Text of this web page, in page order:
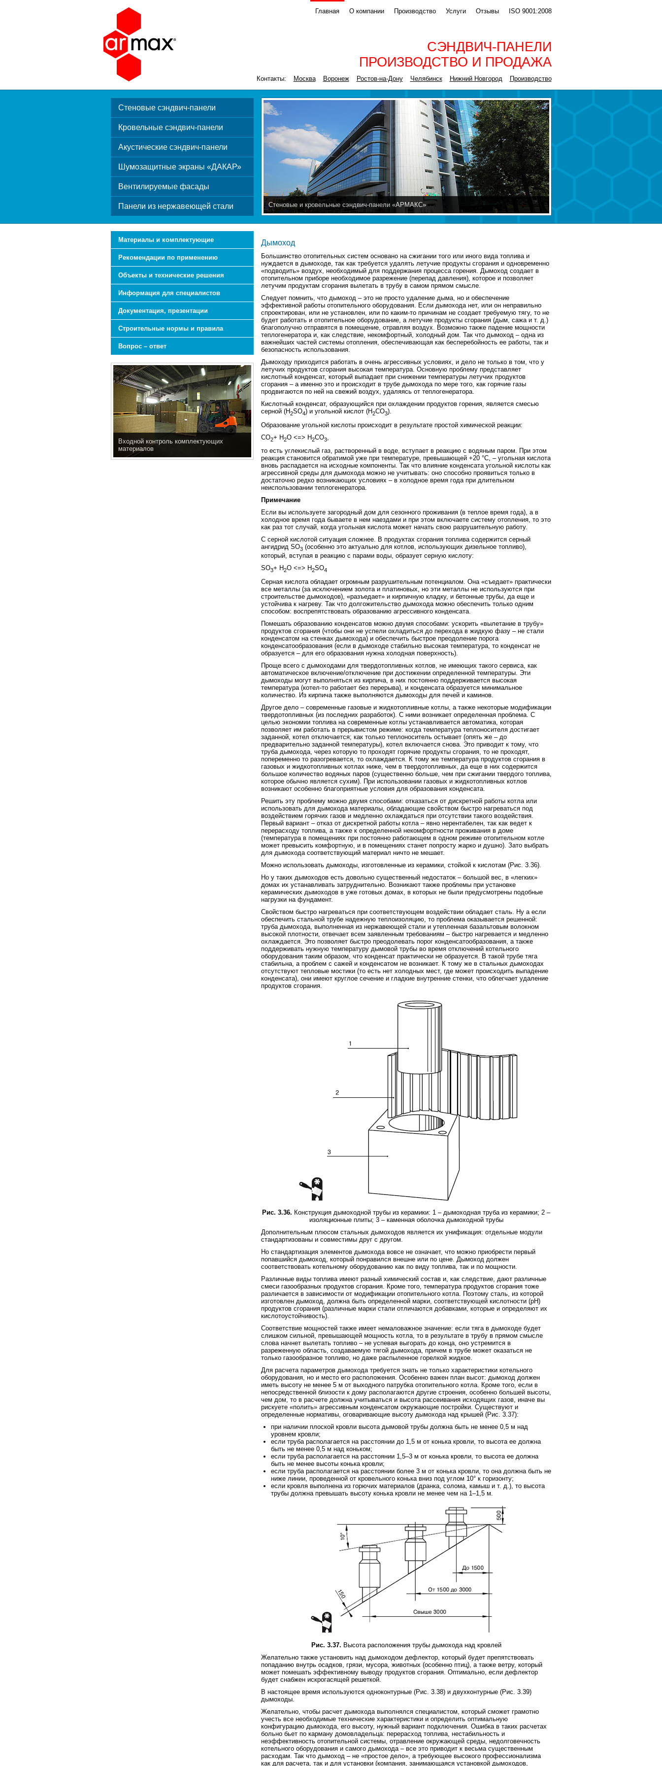
Главная О компании Производство Услуги Отзывы ISO 9001:2008
СЭНДВИЧ-ПАНЕЛИ
ПРОИЗВОДСТВО И ПРОДАЖА
Контакты: Москва Воронеж Ростов-на-Дону Челябинск Нижний Новгород Производство
Стеновые сэндвич-панели
Кровельные сэндвич-панели
Акустические сэндвич-панели
Шумозащитные экраны «ДАКАР»
Вентилируемые фасады
Панели из нержавеющей стали Стеновые и кровельные сэндвич-панели «АРМАКС»
Материалы и комплектующие
Рекомендации по применению
Объекты и технические решения
Информация для специалистов
Документация, презентации
Строительные нормы и правила
Вопрос – ответ
Входной контроль комплектующих
материалов
Дымоход
Большинство отопительных систем основано на сжигании того или иного вида топлива и
нуждается в дымоходе, так как требуется удалять летучие продукты сгорания и одновременно
«подводить» воздух, необходимый для поддержания процесса горения. Дымоход создает в
отопительном приборе необходимое разрежение (перепад давления), которое и позволяет
летучим продуктам сгорания вылетать в трубу в самом прямом смысле.
Следует помнить, что дымоход – это не просто удаление дыма, но и обеспечение
эффективной работы отопительного оборудования. Если дымохода нет, или он неправильно
спроектирован, или не установлен, или по каким-то причинам не создает требуемую тягу, то не
будет работать и отопительное оборудование, а летучие продукты сгорания (дым, сажа и т. д.)
благополучно отправятся в помещение, отравляя воздух. Возможно также падение мощности
теплогенератора и, как следствие, некомфортный, холодный дом. Так что дымоход – одна из
важнейших частей системы отопления, обеспечивающая как бесперебойность ее работы, так и
безопасность использования.
Дымоходу приходится работать в очень агрессивных условиях, и дело не только в том, что у
летучих продуктов сгорания высокая температура. Основную проблему представляет
кислотный конденсат, который выпадает при снижении температуры летучих продуктов
сгорания – а именно это и происходит в трубе дымохода по мере того, как горячие газы
продвигаются по ней на свежий воздух, удаляясь от теплогенератора.
Кислотный конденсат, образующийся при охлаждении продуктов горения, является смесью
серной (H2SO4) и угольной кислот (H2CO3).
Образование угольной кислоты происходит в результате простой химической реакции:
СО2+ Н2О <=> Н2СО3,
то есть углекислый газ, растворенный в воде, вступает в реакцию с водяным паром. При этом
реакция становится обратимой уже при температуре, превышающей +20 °C, – угольная кислота
вновь распадается на исходные компоненты. Так что влияние конденсата угольной кислоты как
агрессивной среды для дымохода можно не учитывать: оно способно проявиться только в
достаточно редко возникающих условиях – в холодное время года при длительном
неиспользовании теплогенератора.
Примечание
Если вы используете загородный дом для сезонного проживания (в теплое время года), а в
холодное время года бываете в нем наездами и при этом включаете систему отопления, то это
как раз тот случай, когда угольная кислота может начать свою разрушительную работу.
С серной кислотой ситуация сложнее. В продуктах сгорания топлива содержится серный
ангидрид SO3(особенно это актуально для котлов, использующих дизельное топливо),
который, вступая в реакцию с парами воды, образует серную кислоту:
SO3+ H2O <=> H2SO4
Серная кислота обладает огромным разрушительным потенциалом. Она «съедает» практически
все металлы (за исключением золота и платиновых, но эти металлы не используются при
строительстве дымоходов), «разъедает» и кирпичную кладку, и бетонные трубы, да еще и
устойчива к нагреву. Так что долгожительство дымохода можно обеспечить только одним
способом: воспрепятствовать образованию агрессивного конденсата.
Помешать образованию конденсатов можно двумя способами: ускорить «вылетание в трубу»
продуктов сгорания (чтобы они не успели охладиться до перехода в жидкую фазу – не стали
конденсатом на стенках дымохода) и обеспечить быстрое преодоление порога
конденсатообразования (если в дымоходе стабильно высокая температура, то конденсат не
образуется – для его образования нужна холодная поверхность).
Проще всего с дымоходами для твердотопливных котлов, не имеющих такого сервиса, как
автоматическое включение/отключение при достижении определенной температуры. Эти
дымоходы могут выполняться из кирпича, в них постоянно поддерживается высокая
температура (котел-то работает без перерыва), и конденсата образуется минимальное
количество. Из кирпича также выполняются дымоходы для печей и каминов.
Другое дело – современные газовые и жидкотопливные котлы, а также некоторые модификации
твердотопливных (из последних разработок). С ними возникает определенная проблема. С
целью экономии топлива на современные котлы устанавливается автоматика, которая
позволяет им работать в прерывистом режиме: когда температура теплоносителя достигает
заданной, котел отключается; как только теплоноситель остывает (опять же – до
предварительно заданной температуры), котел включается снова. Это приводит к тому, что
труба дымохода, через которую то проходят горячие продукты сгорания, то не проходят,
попеременно то разогревается, то охлаждается. К тому же температура продуктов сгорания в
газовых и жидкотопливных котлах ниже, чем в твердотопливных, да еще в них содержится
большое количество водяных паров (существенно больше, чем при сжигании твердого топлива,
которое обычно является сухим). При использовании газовых и жидкотопливных котлов
возникают особенно благоприятные условия для образования конденсата.
Решить эту проблему можно двумя способами: отказаться от дискретной работы котла или
использовать для дымохода материалы, обладающие свойством быстро нагреваться под
воздействием горячих газов и медленно охлаждаться при отсутствии такого воздействия.
Первый вариант – отказ от дискретной работы котла – явно нерентабелен, так как ведет к
перерасходу топлива, а также к определенной некомфортности проживания в доме
(температура в помещениях при постоянно работающем в одном режиме отопительном котле
может превысить комфортную, и в помещениях станет попросту жарко и душно). Зато выбрать
для дымохода соответствующий материал ничто не мешает.
Можно использовать дымоходы, изготовленные из керамики, стойкой к кислотам (Рис. 3.36).
Но у таких дымоходов есть довольно существенный недостаток – большой вес, в «легких»
домах их устанавливать затруднительно. Возникают также проблемы при установке
керамических дымоходов в уже готовых домах, в которых не были предусмотрены подобные
нагрузки на фундамент.
Свойством быстро нагреваться при соответствующем воздействии обладает сталь. Ну а если
обеспечить стальной трубе надежную теплоизоляцию, то проблема оказывается решенной:
труба дымохода, выполненная из нержавеющей стали и утепленная базальтовым волокном
высокой плотности, отвечает всем заявленным требованиям – быстро нагревается и медленно
охлаждается. Это позволяет быстро преодолевать порог конденсатообразования, а также
поддерживать нужную температуру дымовой трубы во время отключений котельного
оборудования таким образом, что конденсат практически не образуется. В такой трубе тяга
стабильна, а проблем с сажей и конденсатом не возникает. К тому же в стальных дымоходах
отсутствуют тепловые мостики (то есть нет холодных мест, где может происходить выпадение
конденсата), они имеют круглое сечение и гладкие внутренние стенки, что облегчает удаление
продуктов сгорания.
Рис. 3.36. Конструкция дымоходной трубы из керамики: 1 – дымоходная труба из керамики; 2 –
изоляционные плиты; 3 – каменная оболочка дымоходной трубы
Дополнительным плюсом стальных дымоходов является их унификация: отдельные модули
стандартизованы и совместимы друг с другом.
Но стандартизация элементов дымохода вовсе не означает, что можно приобрести первый
попавшийся дымоход, который понравился внешне или по цене. Дымоход должен
соответствовать котельному оборудованию как по виду топлива, так и по мощности.
Различные виды топлива имеют разный химический состав и, как следствие, дают различные
смеси газообразных продуктов сгорания. Кроме того, температура продуктов сгорания тоже
различается в зависимости от модификации отопительного котла. Поэтому сталь, из которой
изготовлен дымоход, должна быть определенной марки, соответствующей кислотности (рН)
продуктов сгорания (различные марки стали отличаются добавками, которые и определяют их
кислотоустойчивость).
Соответствие мощностей также имеет немаловажное значение: если тяга в дымоходе будет
слишком сильной, превышающей мощность котла, то в результате в трубу в прямом смысле
слова начнет вылетать топливо – не успевая выгорать до конца, оно устремится в
разреженную область, создаваемую тягой дымохода, причем в трубе может оказаться не
только газообразное топливо, но даже распыленное горелкой жидкое.
Для расчета параметров дымохода требуется знать не только характеристики котельного
оборудования, но и место его расположения. Особенно важен план высот: дымоход должен
иметь высоту не менее 5 м от выходного патрубка отопительного котла. Кроме того, если в
непосредственной близости к дому располагаются другие строения, особенно большей высоты,
чем дом, то в расчете должна учитываться и высота рассеивания исходящих газов, иначе вы
рискуете «полить» агрессивным конденсатом окружающие постройки. Существуют и
определенные нормативы, оговаривающие высоту дымохода над крышей (Рис. 3.37):
при наличии плоской кровли высота дымовой трубы должна быть не менее 0,5 м над
уровнем кровли;
если труба располагается на расстоянии до 1,5 м от конька кровли, то высота ее должна
быть не менее 0,5 м над коньком;
если труба располагается на расстоянии 1,5–3 м от конька кровли, то высота ее должна
быть не менее высоты конька кровли;
если труба располагается на расстоянии более 3 м от конька кровли, то она должна быть не
ниже линии, проведенной от кровельного конька вниз под углом 10° к горизонту;
если кровля выполнена из горючих материалов (дранка, солома, камыш и т. д.), то высота
трубы должна превышать высоту конька кровли не менее чем на 1–1,5 м.
Рис. 3.37. Высота расположения трубы дымохода над кровлей
Желательно также установить над дымоходом дефлектор, который будет препятствовать
попаданию внутрь осадков, грязи, мусора, животных (особенно птиц), а также ветру, который
может помешать эффективному выводу продуктов сгорания. Оптимально, если дефлектор
будет снабжен искрогасящей решеткой.
В настоящее время используются одноконтурные (Рис. 3.38) и двухконтурные (Рис. 3.39)
дымоходы.
Желательно, чтобы расчет дымохода выполнялся специалистом, который сможет грамотно
учесть все необходимые технические характеристики и определить оптимальную
конфигурацию дымохода, его высоту, нужный вариант подключения. Ошибка в таких расчетах
больно бьет по карману домовладельца: перерасход топлива, нестабильность и
неэффективность отопительной системы, отравление окружающей среды, недолговечность
котельного оборудования и самого дымохода – все это приводит к весьма существенным
расходам. Так что дымоход – не «простое дело», а требующее высокого профессионализма
как для расчета, так и для установки (компания, занимающаяся установкой дымоходов,